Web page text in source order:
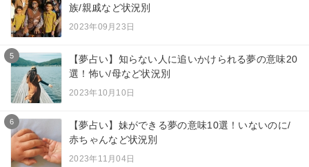
族/親戚など状況別
2023年09月23日
5
【夢占い】知らない人に追いかけられる夢の意味20
選！怖い/母など状況別
2023年10月10日
6
【夢占い】妹ができる夢の意味10選！いないのに/
赤ちゃんなど状況別
2023年11月04日